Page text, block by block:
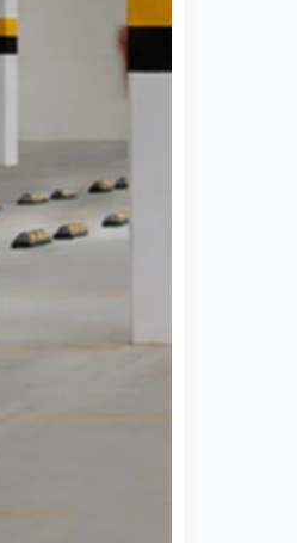
Felifer advierte a
ambulantes: “No
permitiremos
extorsiones para tomar
las calles”
Dulce Martinez
El Presidente Municipal de
Querétaro, Felipe Fernando Macías,
presionar o extorsionar a las